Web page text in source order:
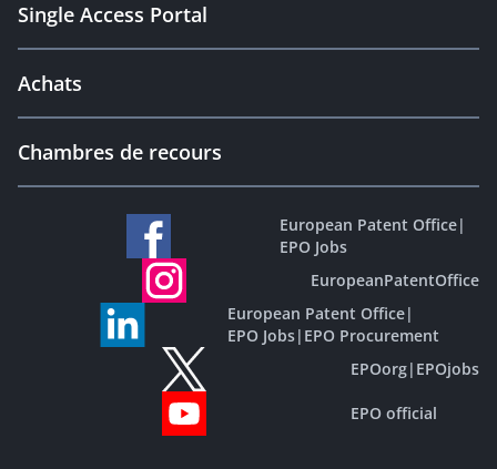
Single Access Portal
Achats
Chambres de recours
European Patent Office|
EPO Jobs
EuropeanPatentOffice
European Patent Office|
EPO Jobs| EPO Procurement
EPOorg| EPOjobs
EPO official